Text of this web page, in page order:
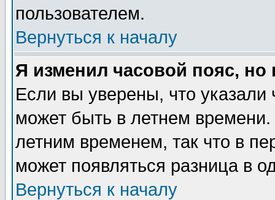
пользователем.
Вернуться к началу
Я изменил часовой пояс,
Если вы уверены, что указали
может быть в летнем
летним временем, так что в
может появляться разница в
Вернуться к началу